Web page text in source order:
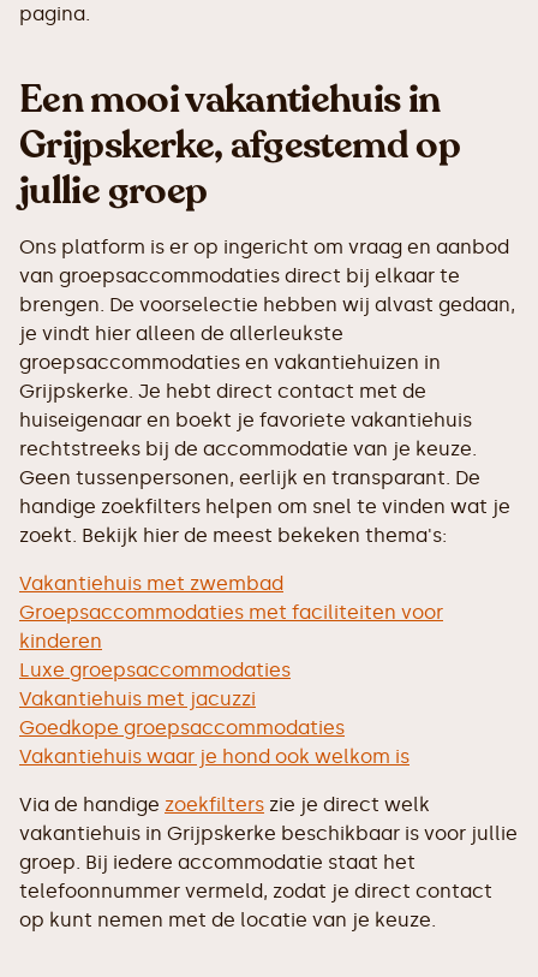
pagina.
Een mooi vakantiehuis in
Grijpskerke, afgestemd op
jullie groep
Ons platform is er op ingericht om vraag en aanbod
van groepsaccommodaties direct bij elkaar te
brengen. De voorselectie hebben wij alvast gedaan,
je vindt hier alleen de allerleukste
groepsaccommodaties en vakantiehuizen in
Grijpskerke. Je hebt direct contact met de
huiseigenaar en boekt je favoriete vakantiehuis
rechtstreeks bij de accommodatie van je keuze.
Geen tussenpersonen, eerlijk en transparant. De
handige zoekfilters helpen om snel te vinden wat je
zoekt. Bekijk hier de meest bekeken thema's:
Vakantiehuis met zwembad
Groepsaccommodaties met faciliteiten voor
kinderen
Luxe groepsaccommodaties
Vakantiehuis met jacuzzi
Goedkope groepsaccommodaties
Vakantiehuis waar je hond ook welkom is
Via de handige zoekfilters zie je direct welk
vakantiehuis in Grijpskerke beschikbaar is voor jullie
groep. Bij iedere accommodatie staat het
telefoonnummer vermeld, zodat je direct contact
op kunt nemen met de locatie van je keuze.